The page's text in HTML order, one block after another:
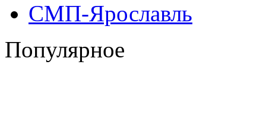
СМП-Ярославль
Популярное